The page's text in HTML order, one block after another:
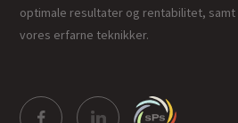
optimale resultater og rentabilitet,
vores erfarne teknikker.